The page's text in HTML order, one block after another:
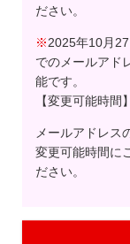
ださい。
※2025年10月
でのメールアド
能です。
【変更可能時
メールアドレス
変更可能時間に
ださい。